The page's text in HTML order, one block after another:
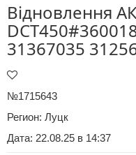
Відновлення
31367035
№1715643
Регион: Луцк
Дата: 22.08.25 в 14:37